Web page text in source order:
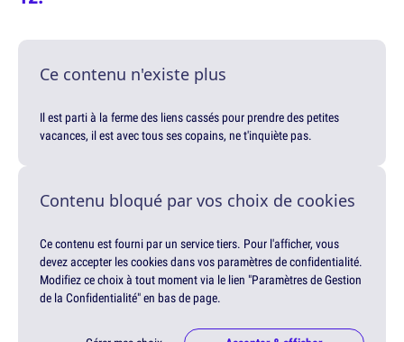
Ce contenu n'existe plus
Il est parti à la ferme des liens cassés pour prendre des petites
vacances, il est avec tous ses copains, ne t'inquiète pas.
Contenu bloqué par vos choix de cookies
Ce contenu est fourni par un service tiers. Pour l'afficher, vous
devez accepter les cookies dans vos paramètres de confidentialité.
Modifiez ce choix à tout moment via le lien "Paramètres de Gestion
de la Confidentialité" en bas de page.